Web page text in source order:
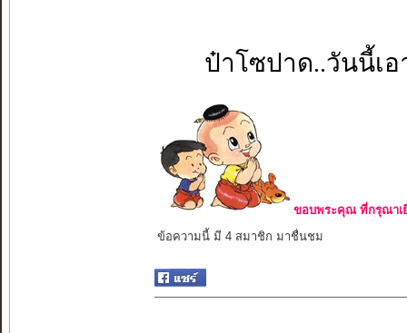
ป๋าโซปาด..วันนี้เอ
ขอบพระคุณ ที่กรุณาเ
ข้อความนี้ มี 4 สมาชิก มาชื่นชม